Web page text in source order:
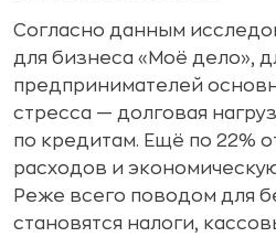
Согласно данным
для бизнеса «Моё дело»,
предпринимателей
стресса — долговая
по кредитам. Ещё по 22%
расходов и
Реже всего поводом для
становятся налоги,